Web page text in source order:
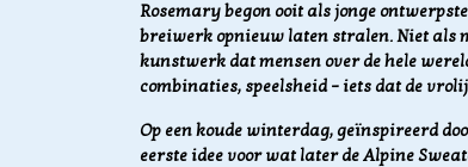
Rosemary begon ooit als jonge
breiwerk opnieuw laten stralen. Niet als
kunstwerk dat mensen over de hele
combinaties, speelsheid – iets dat de
Op een koude winterdag, geïnspireerd
eerste idee voor wat later de Alpine